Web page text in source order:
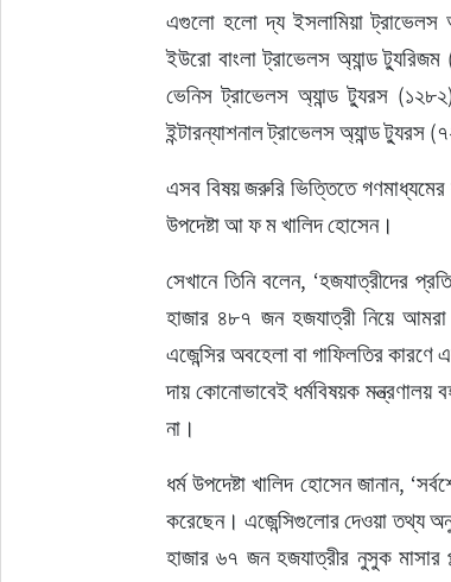
এগুলো হলো দ্য ইসলামিয়া ট্রাভেলস
ইউরো বাংলা ট্রাভেলস অ্যান্ড
ভেনিস ট্রাভেলস অ্যান্ড ট্যুরস
ইন্টারন্যাশনাল ট্রাভেলস অ্যান্ড ট্যুরস
এসব বিষয় জরুরি ভিত্তিতে
উপদেষ্টা আ ফ ম খালিদ হোসেন।
সেখানে তিনি বলেন, ‘হজযাত্রীদের
হাজার ৪৮৭ জন হজযাত্রী নিয়ে
এজেন্সির অবহেলা বা গাফিলতির
দায় কোনোভাবেই ধর্মবিষয়ক মন্ত্রণালয়
না।
ধর্ম উপদেষ্টা খালিদ হোসেন জানান,
করেছেন। এজেন্সিগুলোর দেওয়া তথ্য
হাজার ৬৭ জন হজযাত্রীর নুসুক মাসার